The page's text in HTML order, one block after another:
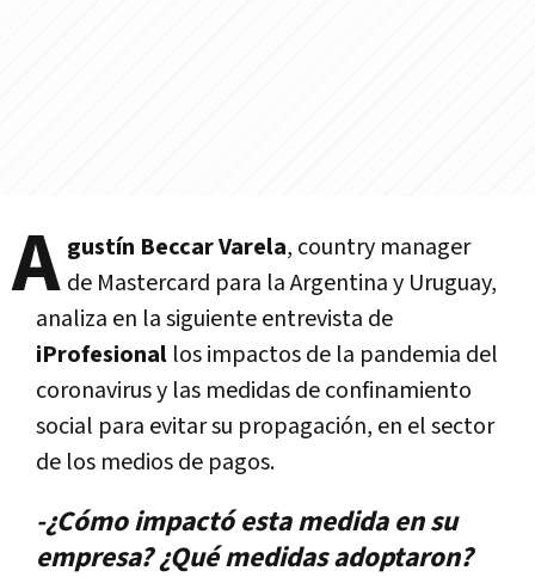
A gustín Beccar Varela, country manager
de Mastercard para la Argentina y Uruguay,
analiza en la siguiente entrevista de
iProfesional los impactos de la pandemia del
coronavirus y las medidas de confinamiento
social para evitar su propagación, en el sector
de los medios de pagos.
-¿Cómo impactó esta medida en su
empresa? ¿Qué medidas adoptaron?